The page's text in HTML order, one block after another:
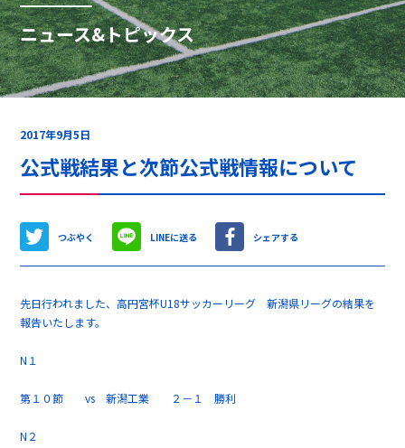
ニュース&トピックス
2017年9月5日
公式戦結果と次節公式戦情報について
つぶやく LINEに送る シェアする
先日行われました、高円宮杯U18サッカーリーグ 新潟県リーグの結果を
報告いたします。
N１
第１０節 vs 新潟工業 ２－１ 勝利
N２